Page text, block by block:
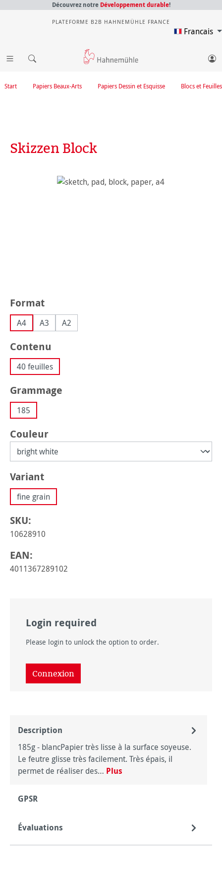
Découvrez notre Développement durable!
PLATEFORME B2B HAHNEMÜHLE FRANCE
Francais
Blocs et Feuilles
Papiers Dessin et Esquisse
Papiers Beaux-Arts
Start
Skizzen Block
Ignorer la galerie d'images
Sélectionnez
Format
A4 A3 A2
Sélectionnez
Contenu
40 feuilles
Sélectionnez
Grammage
185
Sélectionnez
Couleur
Sélectionnez
Variant
fine grain
SKU:
10628910
EAN:
4011367289102
Login required
Please login to unlock the option to order.
Connexion
Description
185g - blancPapier très lisse à la surface soyeuse.
Le feutre glisse très facilement. Très épais, il
permet de réaliser des… Plus
GPSR
Évaluations